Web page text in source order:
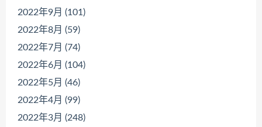
2022年9月 (101)
2022年8月 (59)
2022年7月 (74)
2022年6月 (104)
2022年5月 (46)
2022年4月 (99)
2022年3月 (248)